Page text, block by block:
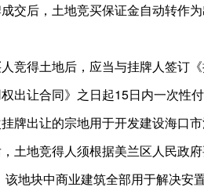
成交后，土地竞买保证金自动转
人竞得土地后，应当与挂牌人签
出让合同》之日起15日内一次性付
挂牌出让的宗地用于开发建设海
土地竞得人须根据美兰区人民政
该地块中商业建筑全部用于解决安